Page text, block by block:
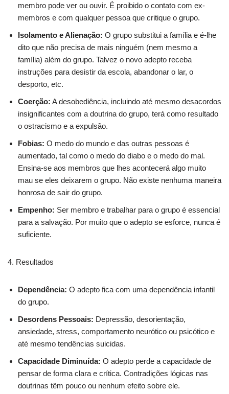
membro pode ver ou ouvir. É proibido o contato com ex-
membros e com qualquer pessoa que critique o grupo.
Isolamento e Alienação: O grupo substitui a família e é-lhe
dito que não precisa de mais ninguém (nem mesmo a
família) além do grupo. Talvez o novo adepto receba
instruções para desistir da escola, abandonar o lar, o
desporto, etc.
Coerção: A desobediência, incluindo até mesmo desacordos
insignificantes com a doutrina do grupo, terá como resultado
o ostracismo e a expulsão.
Fobias: O medo do mundo e das outras pessoas é
aumentado, tal como o medo do diabo e o medo do mal.
Ensina-se aos membros que lhes acontecerá algo muito
mau se eles deixarem o grupo. Não existe nenhuma maneira
honrosa de sair do grupo.
Empenho: Ser membro e trabalhar para o grupo é essencial
para a salvação. Por muito que o adepto se esforce, nunca é
suficiente.
4. Resultados
Dependência: O adepto fica com uma dependência infantil
do grupo.
Desordens Pessoais: Depressão, desorientação,
ansiedade, stress, comportamento neurótico ou psicótico e
até mesmo tendências suicidas.
Capacidade Diminuída: O adepto perde a capacidade de
pensar de forma clara e crítica. Contradições lógicas nas
doutrinas têm pouco ou nenhum efeito sobre ele.